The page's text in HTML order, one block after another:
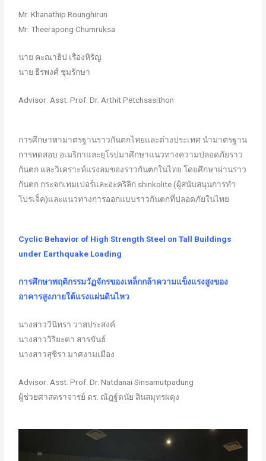
Mr. Khanathip Rounghirun
Mr. Theerapong Chumruksa
นาย คะณาธิป เรืองหิรัญ
นาย ธีรพงศ์ ชุมรักษา
Advisor: Asst. Prof. Dr. Arthit Petchsasithon
การศึกษาหามาตรฐานราวกันตกไทยและต่างประเทศ นำมาตรฐาน
การทดสอบ อเมริกาและยุโรปมาศึกษาแนวทางความปลอดภัยราว
กันตก และวิเคราะห์แรงลมของราวกันตกในไทย โดยศึกษาผ่านราว
กันตก กระจกเทมเปอร์และอะคริลิก shinkolite (ผู้สนับสนุนการทำ
โปรเจ็ค)และแนวทางการออกแบบราวกันตกที่ปลอดภัยในไทย
Cyclic Behavior of High Strength Steel on Tall Buildings
under Earthquake Loading
การศึกษาพฤติกรรมวัฏจักรของเหล็กกล้าความแข็งแรงสูงของ
อาคารสูงภายใต้แรงแผ่นดินไหว
นางสาววินิทรา วาสประสงค์
นางสาววิริยะดา สารขันธ์
นางสาวสุชิรา มาศงามเมือง
Advisor: Asst. Prof. Dr. Natdanai Sinsamutpadung
ผู้ช่วยศาสตราจารย์ ดร. ณัฎฐ์ดนัย สินสมุทรผดุง